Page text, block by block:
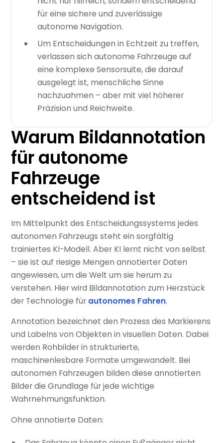
für eine sichere und zuverlässige
autonome Navigation.
Um Entscheidungen in Echtzeit zu treffen,
verlassen sich autonome Fahrzeuge auf
eine komplexe Sensorsuite, die darauf
ausgelegt ist, menschliche Sinne
nachzuahmen – aber mit viel höherer
Präzision und Reichweite.
Warum Bildannotation
für autonome
Fahrzeuge
entscheidend ist
Im Mittelpunkt des Entscheidungssystems jedes
autonomen Fahrzeugs steht ein sorgfältig
trainiertes KI-Modell. Aber KI lernt nicht von selbst
– sie ist auf riesige Mengen annotierter Daten
angewiesen, um die Welt um sie herum zu
verstehen. Hier wird Bildannotation zum Herzstück
der Technologie für autonomes Fahren.
Annotation bezeichnet den Prozess des Markierens
und Labelns von Objekten in visuellen Daten. Dabei
werden Rohbilder in strukturierte,
maschinenlesbare Formate umgewandelt. Bei
autonomen Fahrzeugen bilden diese annotierten
Bilder die Grundlage für jede wichtige
Wahrnehmungsfunktion.
Ohne annotierte Daten: